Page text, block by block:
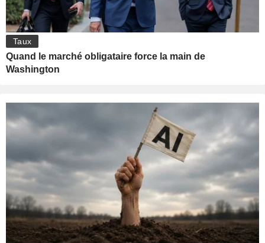
Taux
Quand le marché obligataire force la main de
Washington